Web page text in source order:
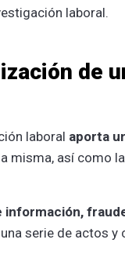
laboral.
de
laboral aporta
misma, así como
serie de actos